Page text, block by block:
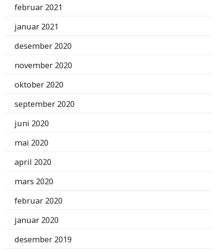
februar 2021
januar 2021
desember 2020
november 2020
oktober 2020
september 2020
juni 2020
mai 2020
april 2020
mars 2020
februar 2020
januar 2020
desember 2019